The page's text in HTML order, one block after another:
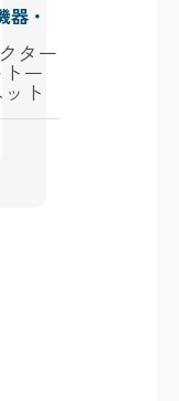
器・
ター
ー
ト